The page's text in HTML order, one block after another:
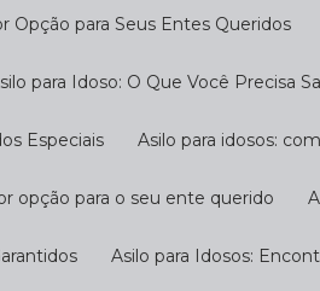
Opção para Seus Entes Queridos
Asilo para Idoso: O Que Você Precisa
Especiais Asilo para idosos:
opção para o seu ente querido
Asilo para Idosos: